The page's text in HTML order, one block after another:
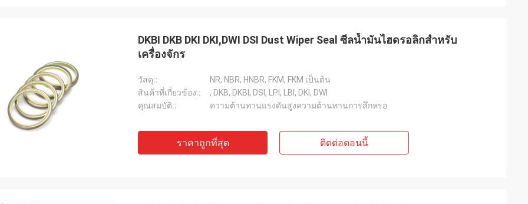
DKBI DKB DKI DKI,DWI DSI Dust Wiper Seal ซีลน้ำมันไฮดรอลิกสำหรับ
เครื่องจักร
วัสดุ::
NR, NBR, HNBR, FKM, FKM เป็นต้น
สินค้าที่เกี่ยวข้อง::
, DKB, DKBI, DSI, LPI, LBI, DKI, DWI
คุณสมบัติ::
ความต้านทานแรงดันสูงความต้านทานการสึกหรอ
ราคาถูกที่สุด ติดต่อตอนนี้